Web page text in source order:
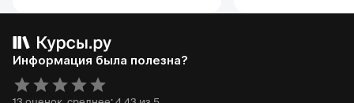
Информация была полезна?